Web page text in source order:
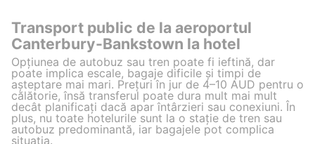
Transport public de la aeroportul
Canterbury-Bankstown la hotel
Opțiunea de autobuz sau tren poate fi ieftină, dar
poate implica escale, bagaje dificile și timpi de
așteptare mai mari. Prețuri în jur de 4–10 AUD pentru o
călătorie, însă transferul poate dura mult mai mult
decât planificați dacă apar întârzieri sau conexiuni. În
plus, nu toate hotelurile sunt la o stație de tren sau
autobuz predominantă, iar bagajele pot complica
situația.